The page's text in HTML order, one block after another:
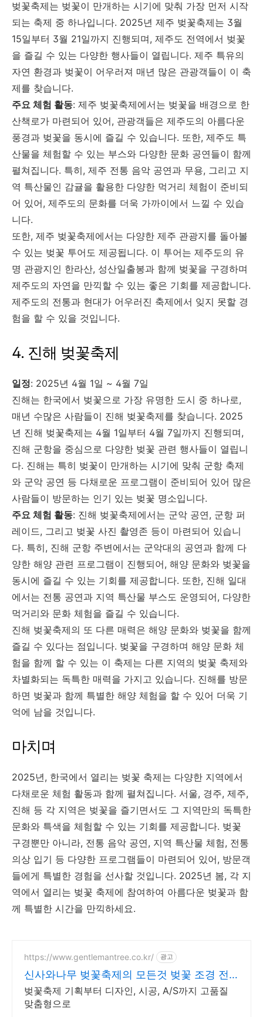
벚꽃축제는 벚꽃이 만개하는 시기에 맞춰 가장 먼저 시작
되는 축제 중 하나입니다. 2025년 제주 벚꽃축제는 3월
15일부터 3월 21일까지 진행되며, 제주도 전역에서 벚꽃
을 즐길 수 있는 다양한 행사들이 열립니다. 제주 특유의
자연 환경과 벚꽃이 어우러져 매년 많은 관광객들이 이 축
제를 찾습니다.
주요 체험 활동: 제주 벚꽃축제에서는 벚꽃을 배경으로 한
산책로가 마련되어 있어, 관광객들은 제주도의 아름다운
풍경과 벚꽃을 동시에 즐길 수 있습니다. 또한, 제주도 특
산물을 체험할 수 있는 부스와 다양한 문화 공연들이 함께
펼쳐집니다. 특히, 제주 전통 음악 공연과 무용, 그리고 지
역 특산물인 감귤을 활용한 다양한 먹거리 체험이 준비되
어 있어, 제주도의 문화를 더욱 가까이에서 느낄 수 있습
니다.
또한, 제주 벚꽃축제에서는 다양한 제주 관광지를 돌아볼
수 있는 벚꽃 투어도 제공됩니다. 이 투어는 제주도의 유
명 관광지인 한라산, 성산일출봉과 함께 벚꽃을 구경하며
제주도의 자연을 만끽할 수 있는 좋은 기회를 제공합니다.
제주도의 전통과 현대가 어우러진 축제에서 잊지 못할 경
험을 할 수 있을 것입니다.
4. 진해 벚꽃축제
일정: 2025년 4월 1일 ~ 4월 7일
진해는 한국에서 벚꽃으로 가장 유명한 도시 중 하나로,
매년 수많은 사람들이 진해 벚꽃축제를 찾습니다. 2025
년 진해 벚꽃축제는 4월 1일부터 4월 7일까지 진행되며,
진해 군항을 중심으로 다양한 벚꽃 관련 행사들이 열립니
다. 진해는 특히 벚꽃이 만개하는 시기에 맞춰 군항 축제
와 군악 공연 등 다채로운 프로그램이 준비되어 있어 많은
사람들이 방문하는 인기 있는 벚꽃 명소입니다.
주요 체험 활동: 진해 벚꽃축제에서는 군악 공연, 군항 퍼
레이드, 그리고 벚꽃 사진 촬영존 등이 마련되어 있습니
다. 특히, 진해 군항 주변에서는 군악대의 공연과 함께 다
양한 해양 관련 프로그램이 진행되어, 해양 문화와 벚꽃을
동시에 즐길 수 있는 기회를 제공합니다. 또한, 진해 일대
에서는 전통 공연과 지역 특산물 부스도 운영되어, 다양한
먹거리와 문화 체험을 즐길 수 있습니다.
진해 벚꽃축제의 또 다른 매력은 해양 문화와 벚꽃을 함께
즐길 수 있다는 점입니다. 벚꽃을 구경하며 해양 문화 체
험을 함께 할 수 있는 이 축제는 다른 지역의 벚꽃 축제와
차별화되는 독특한 매력을 가지고 있습니다. 진해를 방문
하면 벚꽃과 함께 특별한 해양 체험을 할 수 있어 더욱 기
억에 남을 것입니다.
마치며
2025년, 한국에서 열리는 벚꽃 축제는 다양한 지역에서
다채로운 체험 활동과 함께 펼쳐집니다. 서울, 경주, 제주,
진해 등 각 지역은 벚꽃을 즐기면서도 그 지역만의 독특한
문화와 특색을 체험할 수 있는 기회를 제공합니다. 벚꽃
구경뿐만 아니라, 전통 음악 공연, 지역 특산물 체험, 전통
의상 입기 등 다양한 프로그램들이 마련되어 있어, 방문객
들에게 특별한 경험을 선사할 것입니다. 2025년 봄, 각 지
역에서 열리는 벚꽃 축제에 참여하여 아름다운 벚꽃과 함
께 특별한 시간을 만끽하세요.
https://www.gentlemantree.co.kr/ 광고
신사와나무 벚꽃축제의 모든것 벚꽃 조경 전
문기업
벚꽃축제 기획부터 디자인, 시공, A/S까지 고품질
맞춤형으로